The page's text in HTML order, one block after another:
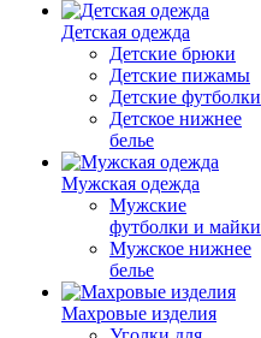
Детская одежда
Детские брюки
Детские пижамы
Детские футболки
Детское нижнее
белье
Мужская одежда
Мужские
футболки и майки
Мужское нижнее
белье
Махровые изделия